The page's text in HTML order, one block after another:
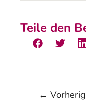
Teile den
←